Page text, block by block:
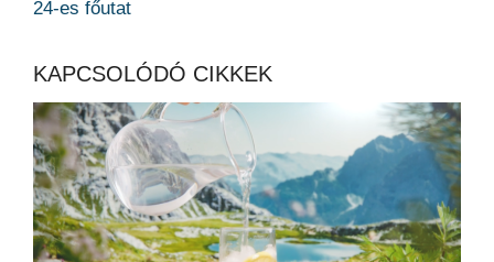
24-es főutat
KAPCSOLÓDÓ CIKKEK